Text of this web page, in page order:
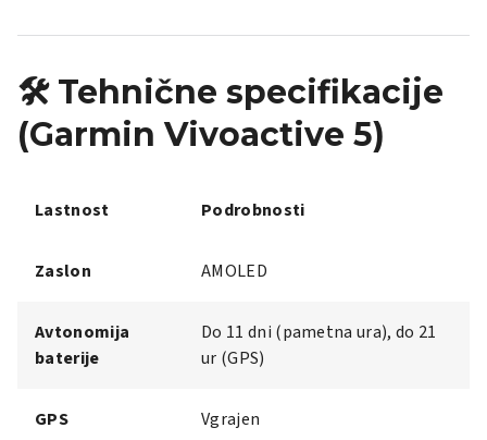
🛠️ Tehnične specifikacije
(Garmin Vivoactive 5)
Lastnost Podrobnosti
Zaslon AMOLED
Avtonomija
baterije
Do 11 dni (pametna ura), do 21
ur (GPS)
GPS Vgrajen